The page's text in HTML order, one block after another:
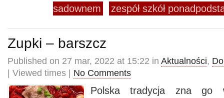
sadownem zespół szkół
Zupki – barszcz
Published on 27 mar, 2022 at 15:22 in Aktualności,
| Viewed times | No Comments
Polska tradycja zna go